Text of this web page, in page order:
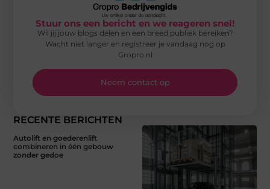
RECENTE BERICHTEN
Autolift en goederenlift
combineren in één gebouw
zonder gedoe
Stuur ons een bericht en we reageren snel!
Wil jij jouw blogs delen en een breed publiek bereiken?
Wacht niet langer en registreer je vandaag nog op
Gropro.nl
Neem contact op